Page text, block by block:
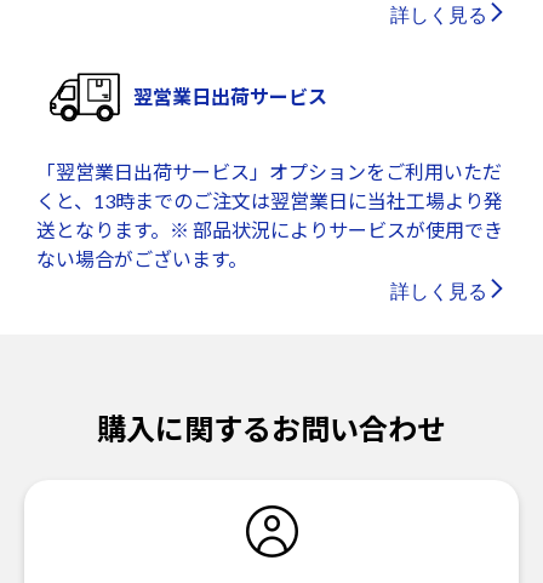
詳しく見る
翌営業日出荷サービス
「翌営業日出荷サービス」オプションをご利用いただ
くと、13時までのご注文は翌営業日に当社工場より発
送となります。※ 部品状況によりサービスが使用でき
ない場合がございます。
詳しく見る
購入に関するお問い合わせ